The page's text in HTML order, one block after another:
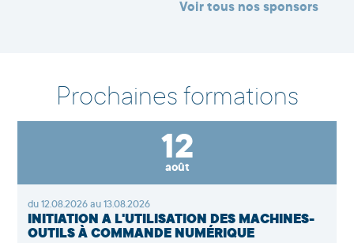
Voir tous nos sponsors
Prochaines formations
12
août
du 12.08.2026 au 13.08.2026
INITIATION À L'UTILISATION DES MACHINES-
OUTILS À COMMANDE NUMÉRIQUE